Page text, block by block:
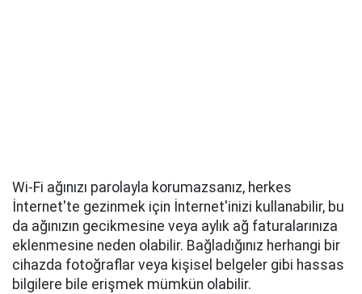
Wi-Fi ağınızı parolayla korumazsanız, herkes
İnternet'te gezinmek için İnternet'inizi kullanabilir, bu
da ağınızın gecikmesine veya aylık ağ faturalarınıza
eklenmesine neden olabilir. Bağladığınız herhangi bir
cihazda fotoğraflar veya kişisel belgeler gibi hassas
bilgilere bile erişmek mümkün olabilir.